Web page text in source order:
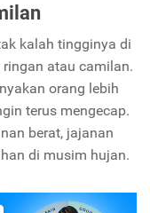
kalah tingginya di
atau camilan.
orang lebih
terus mengecap.
berat, jajanan
di musim hujan.